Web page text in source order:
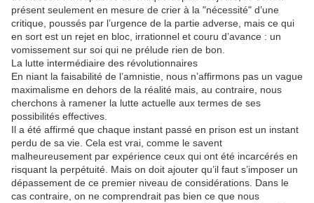
présent seulement en mesure de crier à la "nécessité" d’une
critique, poussés par l’urgence de la partie adverse, mais ce qui
en sort est un rejet en bloc, irrationnel et couru d’avance : un
vomissement sur soi qui ne prélude rien de bon.
La lutte intermédiaire des révolutionnaires
En niant la faisabilité de l’amnistie, nous n’affirmons pas un vague
maximalisme en dehors de la réalité mais, au contraire, nous
cherchons à ramener la lutte actuelle aux termes de ses
possibilités effectives.
Il a été affirmé que chaque instant passé en prison est un instant
perdu de sa vie. Cela est vrai, comme le savent
malheureusement par expérience ceux qui ont été incarcérés en
risquant la perpétuité. Mais on doit ajouter qu’il faut s’imposer un
dépassement de ce premier niveau de considérations. Dans le
cas contraire, on ne comprendrait pas bien ce que nous